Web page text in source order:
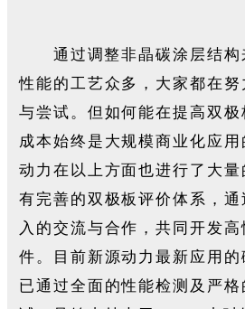
通过调整非晶碳涂层结
性能的工艺众多，大家都在
与尝试。但如何能在提高双
成本始终是大规模商业化应
动力在以上方面也进行了大
有完善的双极板评价体系，
入的交流与合作，共同开发
件。目前新源动力最新应用的
已通过全面的性能检测及严格